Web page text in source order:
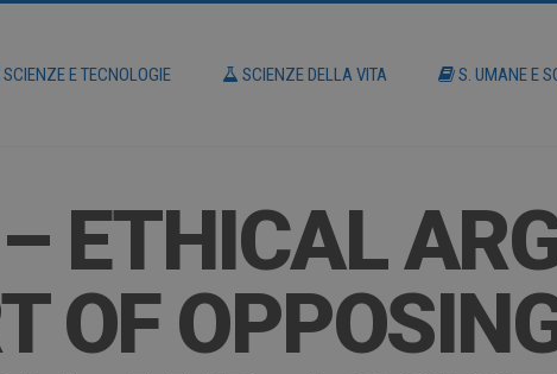
SCIENZE E TECNOLOGIE SCIENZE DELLA VITA S. UMANE E
ETHICAL
OF